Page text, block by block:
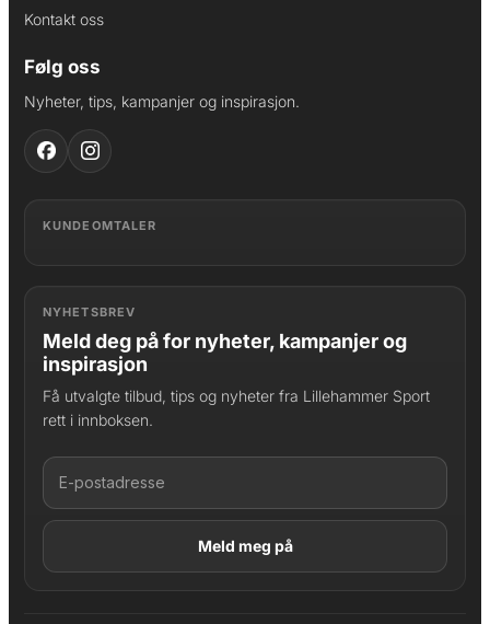
Kontakt oss
Følg oss
Nyheter, tips, kampanjer og inspirasjon.
KUNDEOMTALER
NYHETSBREV
Meld deg på for nyheter, kampanjer og
inspirasjon
Få utvalgte tilbud, tips og nyheter fra Lillehammer Sport
rett i innboksen.
LAGT I HANDLEKURV
Produktet er lagt til